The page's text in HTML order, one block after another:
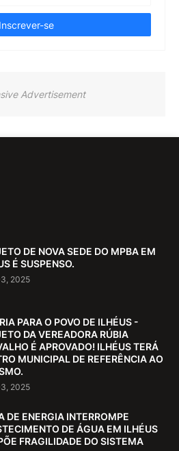
Advertisement
DE NOVA SEDE DO MPBA EM
É SUSPENSO.
2025
PARA O POVO DE ILHÉUS -
DA VEREADORA RÚBIA
É APROVADO! ILHÉUS TERÁ
MUNICIPAL DE REFERÊNCIA AO
2025
DE ENERGIA INTERROMPE
DE ÁGUA EM ILHÉUS
FRAGILIDADE DO SISTEMA